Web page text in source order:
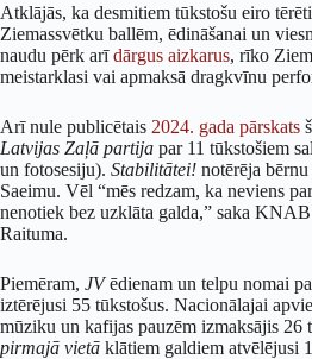
Atklājās, ka desmitiem tūkstošu eiro
Ziemassvētku ballēm, ēdināšanai un
naudu pērk arīdārgus aizkarus, rīko
meistarklasi vai apmaksā dragkvīnu
Arī nule publicētais 2024. gada pārskats
Latvijas Zaļā partija par 11 tūkstošiem
un fotosesiju). Stabilitātei! notērēja
Saeimu. Vēl “mēs redzam, ka neviens
nenotiek bez uzklāta galda,” saka
Raituma.
Piemēram, JVēdienam un telpu nomai
iztērējusi 55 tūkstošus. Nacionālajai
mūziku un kafijas pauzēm izmaksājis 26
pirmajā vietā klātiem galdiem atvēlējusi